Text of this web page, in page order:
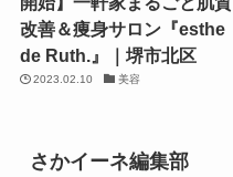
改善＆痩身サロン『esthe
de Ruth.』｜堺市北区
2023.02.10 美容
さかイーネ編集部